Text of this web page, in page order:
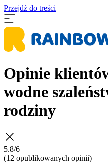
Przejdź do treści
Opinie
wodne
rodziny
5.8/6
(12 opublikowanych opinii)